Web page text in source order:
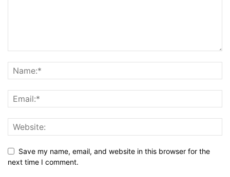
Save my name, email, and website in this browser for the
next time I comment.